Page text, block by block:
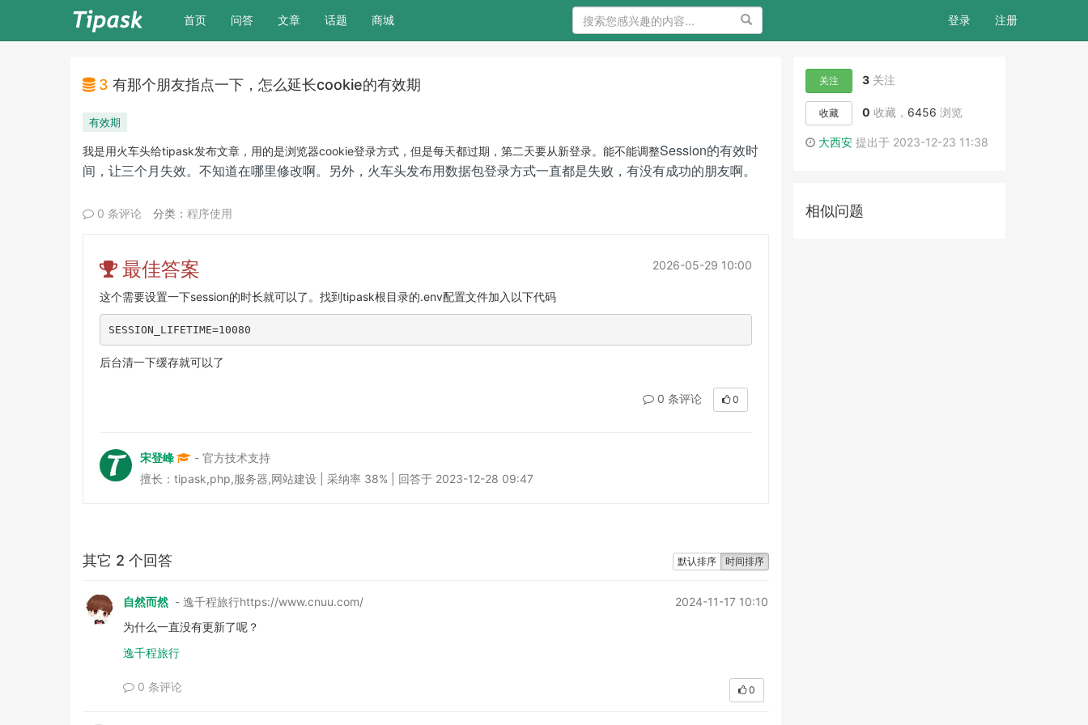
首页(current)
问答 文章 话题 商城 搜索 登录 注册
3 有那个朋友指点一下，怎么延长cookie的有效期
有效期
我是用火车头给tipask发布文章，用的是浏览器cookie登录方式，但是每天都过期，第二天要从新登录。能不能调整Session的有效时
间，让三个月失效。不知道在哪里修改啊。另外，火车头发布用数据包登录方式一直都是失败，有没有成功的朋友啊。
0 条评论 分类： 程序使用
最佳答案 2026-05-29 10:00
这个需要设置一下session的时长就可以了。找到tipask根目录的.env配置文件加入以下代码
SESSION_LIFETIME=10080
后台清一下缓存就可以了
0 条评论 0
宋登峰
- 官方技术支持
擅长：tipask,php,服务器,网站建设 | 采纳率 38% | 回答于 2023-12-28 09:47
默认排序 时间排序
其它 2 个回答
自然而然 - 逸千程旅行https://www.cnuu.com/
2024-11-17 10:10
为什么一直没有更新了呢？
逸千程旅行
0 条评论 0
关注 3关注
收藏 0 收藏， 6456 浏览
大西安提出于 2023-12-23 11:38
相似问题